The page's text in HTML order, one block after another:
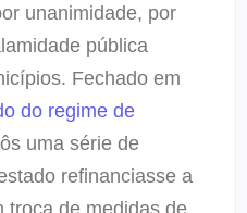
unanimidade, por
pública
Fechado em
do regime de
uma série de
refinanciasse a